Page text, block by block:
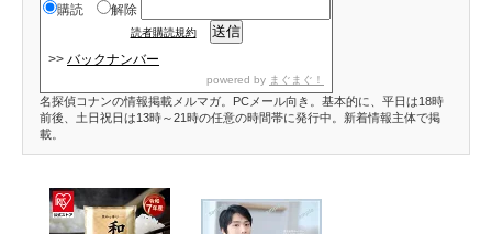
購読 解除
読者購読規約
>> バックナンバー
powered by まぐまぐ！
名探偵コナンの情報掲載メルマガ。PCメール向き。基本的に、平日は18時
前後、土日祝日は13時～21時の任意の時間帯に発行中。新着情報主体で掲
載。